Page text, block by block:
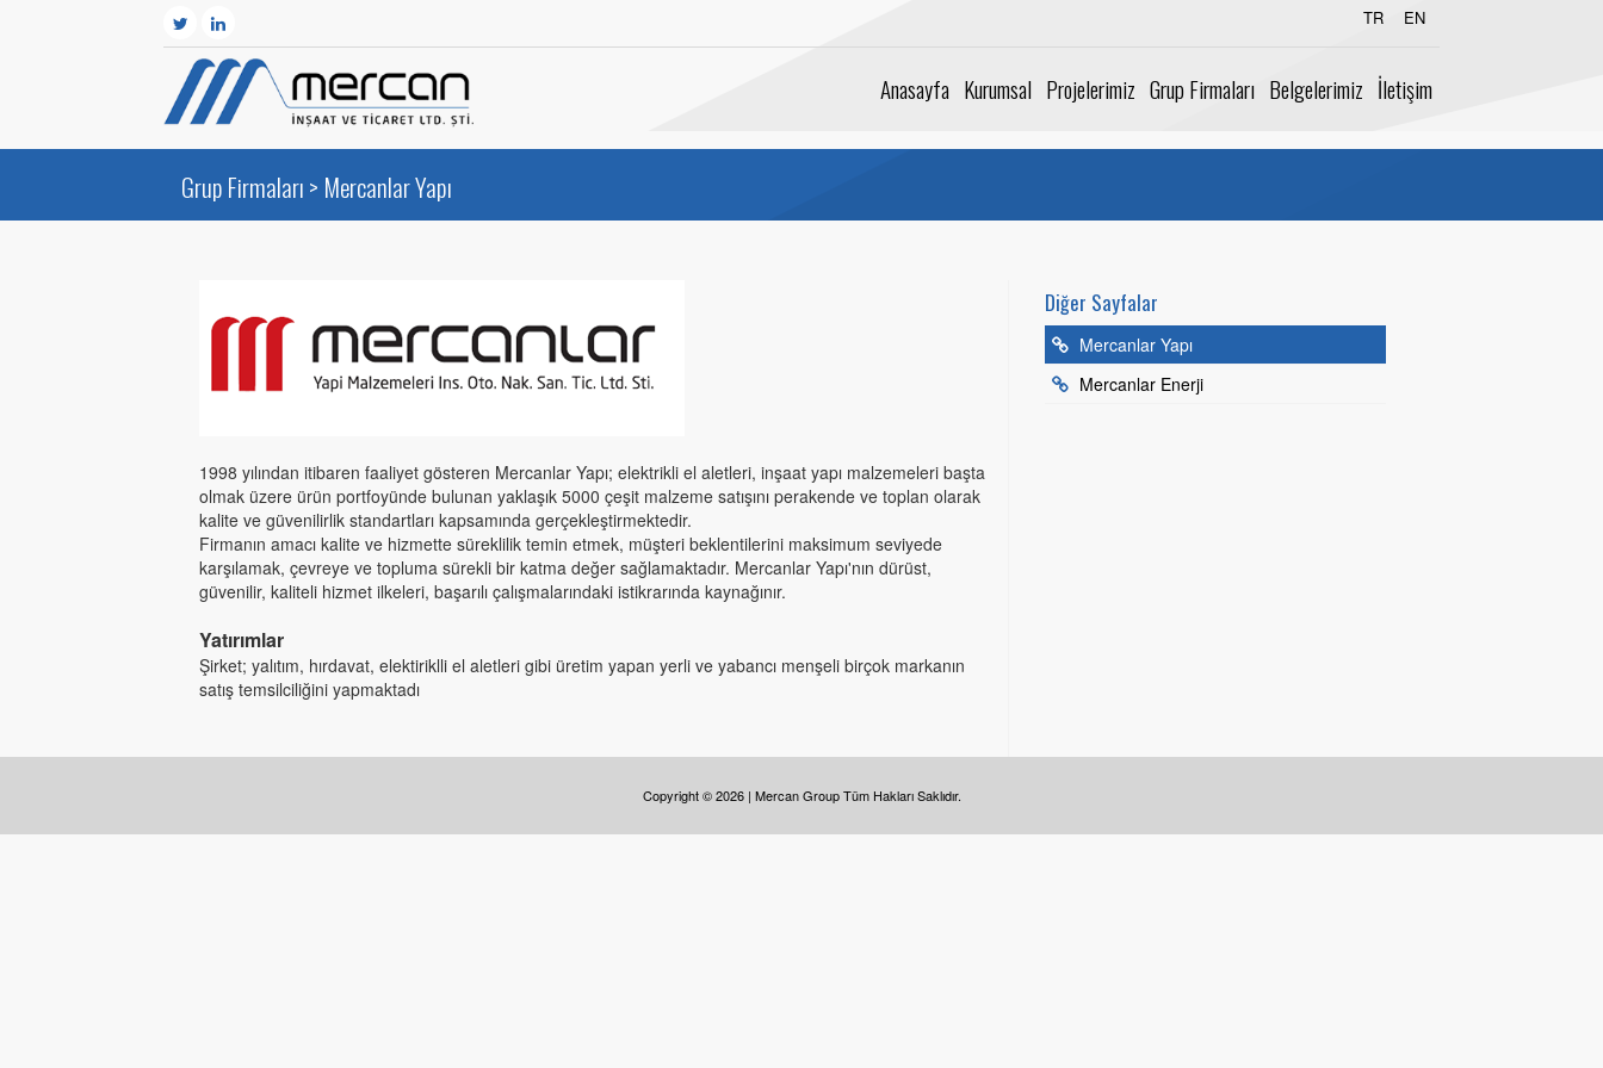
TR EN
Anasayfa Kurumsal Projelerimiz Grup Firmaları Belgelerimiz İletişim
Grup Firmaları > Mercanlar Yapı
1998 yılından itibaren faaliyet gösteren Mercanlar Yapı; elektrikli el aletleri, inşaat yapı malzemeleri başta
olmak üzere ürün portfoyünde bulunan yaklaşık 5000 çeşit malzeme satışını perakende ve toplan olarak
kalite ve güvenilirlik standartları kapsamında gerçekleştirmektedir.
Firmanın amacı kalite ve hizmette süreklilik temin etmek, müşteri beklentilerini maksimum seviyede
karşılamak, çevreye ve topluma sürekli bir katma değer sağlamaktadır. Mercanlar Yapı'nın dürüst,
güvenilir, kaliteli hizmet ilkeleri, başarılı çalışmalarındaki istikrarında kaynağınır.
Yatırımlar
Şirket; yalıtım, hırdavat, elektiriklli el aletleri gibi üretim yapan yerli ve yabancı menşeli birçok markanın
satış temsilciliğini yapmaktadı
Diğer Sayfalar
Mercanlar Yapı
Mercanlar Enerji
Copyright © 2026 | Mercan Group Tüm Hakları Saklıdır.